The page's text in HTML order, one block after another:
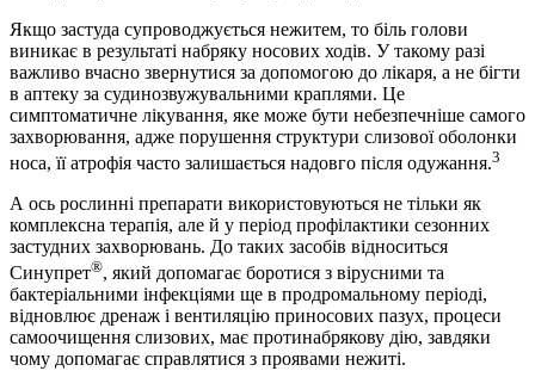
Якщо застуда супроводжується нежитем, то біль голови
виникає в результаті набряку носових ходів. У такому разі
важливо вчасно звернутися за допомогою до лікаря, а не бігти
в аптеку за судинозвужувальними краплями. Це
симптоматичне лікування, яке може бути небезпечніше самого
захворювання, адже порушення структури слизової оболонки
носа, її атрофія часто залишається надовго після одужання.3
А ось рослинні препарати використовуються не тільки як
комплексна терапія, але й у період профілактики сезонних
застудних захворювань. До таких засобів відноситься
Синупрет®, який допомагає боротися з вірусними та
бактеріальними інфекціями ще в продромальному періоді,
відновлює дренаж і вентиляцію приносових пазух, процеси
самоочищення слизових, має протинабрякову дію, завдяки
чому допомагає справлятися з проявами нежиті.